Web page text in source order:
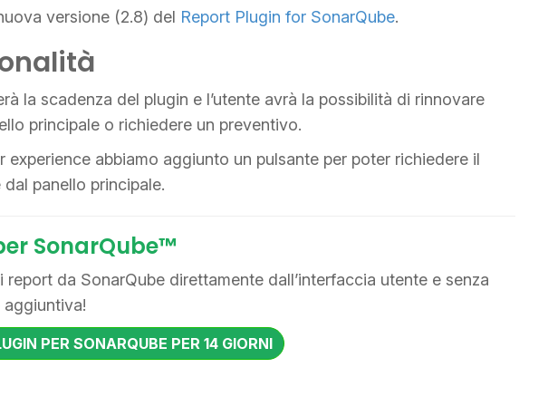
versione (2.8) del Report Plugin for SonarQube.
la scadenza del plugin e l’utente avrà la possibilità di rinnovare
principale o richiedere un preventivo.
experience abbiamo aggiunto un pulsante per poter richiedere il
panello principale.
SonarQube™
report da SonarQube direttamente dall’interfaccia utente e senza
PER SONARQUBE PER 14 GIORNI